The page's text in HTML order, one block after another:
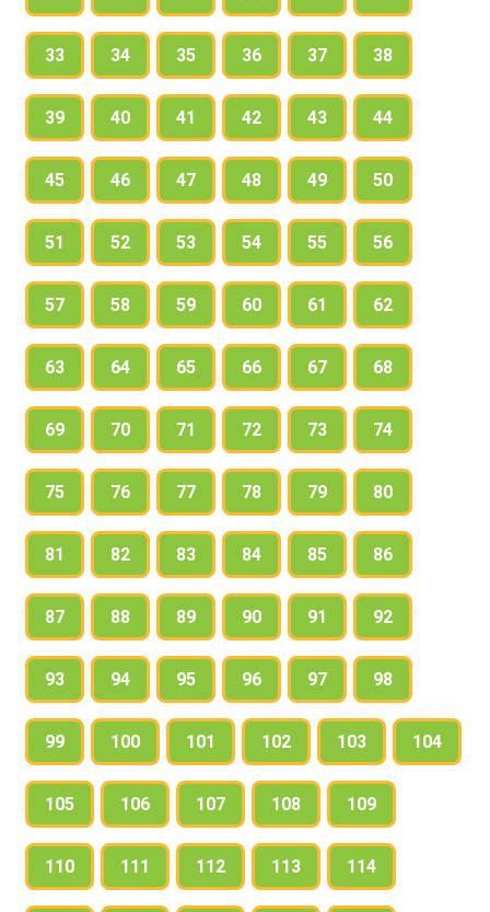
33 34 35 36 37 38
39 40 41 42 43 44
45 46 47 48 49 50
51 52 53 54 55 56
57 58 59 60 61 62
63 64 65 66 67 68
69 70 71 72 73 74
75 76 77 78 79 80
81 82 83 84 85 86
87 88 89 90 91 92
93 94 95 96 97 98
99 100 101 102 103 104
105 106 107 108 109
110 111 112 113 114